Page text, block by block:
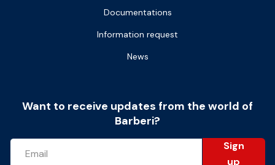
Documentations
Information request
News
Want to receive updates from the world of
Barberi?
Sign
up